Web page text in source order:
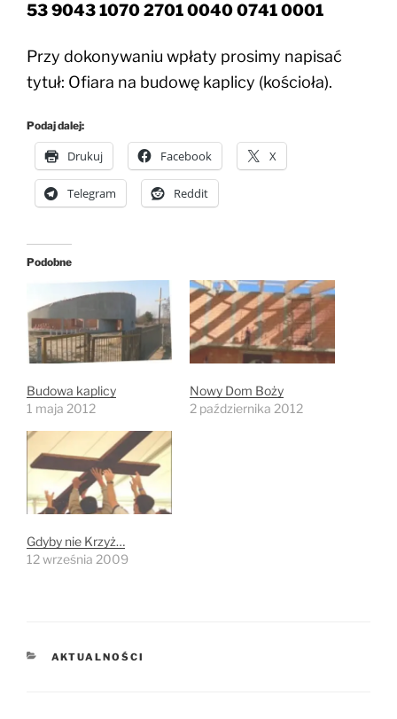
53 9043 1070 2701 0040 0741 0001
Przy dokonywaniu wpłaty prosimy napisać
tytuł: Ofiara na budowę kaplicy (kościoła).
Podaj dalej:
Drukuj Facebook X
Telegram Reddit
Podobne
Budowa kaplicy
1 maja 2012
Nowy Dom Boży
2 października 2012
Gdyby nie Krzyż…
12 września 2009
KATEGORIE
AKTUALNOŚCI